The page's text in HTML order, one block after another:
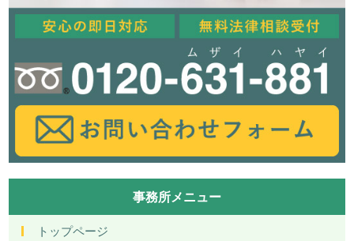
事務所メニュー
トップページ